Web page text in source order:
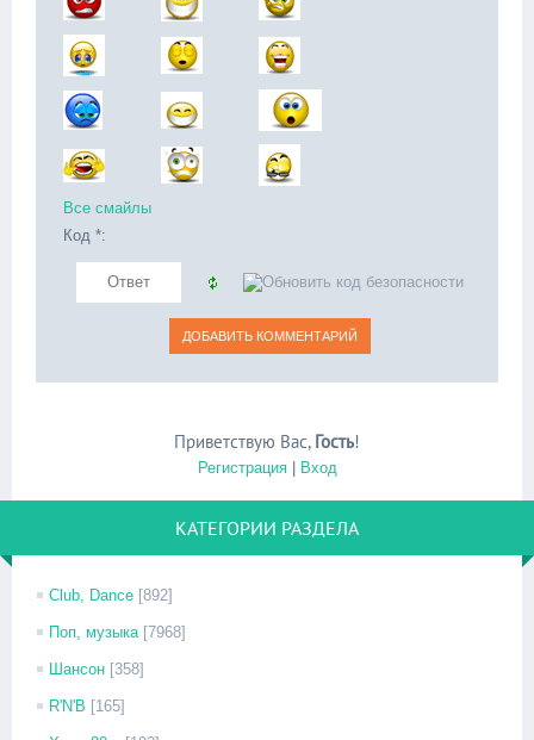
Все смайлы
Код *:
Приветствую Вас, Гость!
Регистрация| Вход
КАТЕГОРИИ РАЗДЕЛА
Club, Dance [892]
Поп, музыка [7968]
Шансон [358]
R'N'B [165]